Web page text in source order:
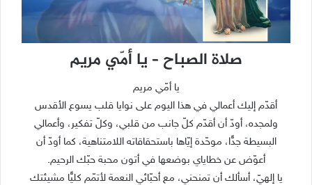
صلاة الصباح – يا أمّي مريم
يا أمّي مريم
أقدّم إليك أعمالي في هذا اليوم على نوايا قلب يسوع الأقدس
ولمجده، أودّ أن أقدّم كلّ جانب من قلبي، وكلّ تفكير، وأعمالي
البسيطة جدًّا، موحّدة إيّاها باستحقاقاته اللامتناهية، كما أودّ أن
أعوّض عن خطاياي بوضعها في أتون محبة حبّك الرحيم.
يا إلهيّ، أسألك أن تمنحني، مع أحبّائي النعمة لأتمّم كليًّا مشيئتك